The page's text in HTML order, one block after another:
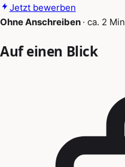
Jetzt bewerben
Ohne Anschreiben · ca. 2 Min
Auf einen Blick